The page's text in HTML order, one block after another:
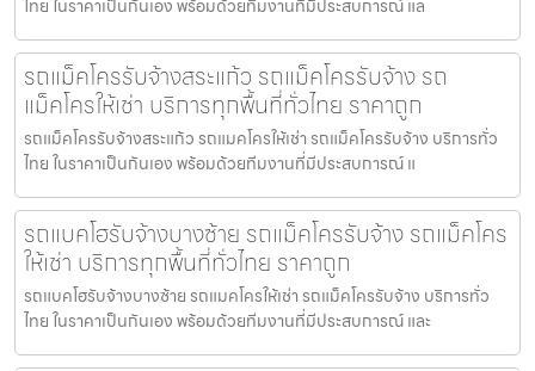
ไทย ในราคาเป็นกันเอง พร้อมด้วยทีมงานที่มีประสบการณ์ แล
รถแม็คโครรับจ้างสระแก้ว รถแม็คโครรับจ้าง รถ
แม็คโครให้เช่า บริการทุกพื้นที่ทั่วไทย ราคาถูก
รถแม็คโครรับจ้างสระแก้ว รถแมคโครให้เช่า รถแม็คโครรับจ้าง บริการทั่ว
ไทย ในราคาเป็นกันเอง พร้อมด้วยทีมงานที่มีประสบการณ์ แ
รถแบคโฮรับจ้างบางซ้าย รถแม็คโครรับจ้าง รถแม็คโคร
ให้เช่า บริการทุกพื้นที่ทั่วไทย ราคาถูก
รถแบคโฮรับจ้างบางซ้าย รถแมคโครให้เช่า รถแม็คโครรับจ้าง บริการทั่ว
ไทย ในราคาเป็นกันเอง พร้อมด้วยทีมงานที่มีประสบการณ์ และ